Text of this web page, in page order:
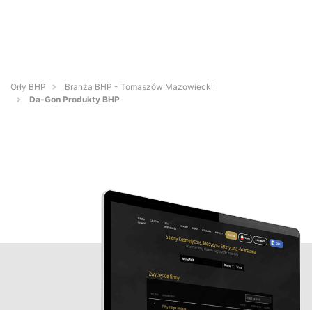
Orły BHP
Branża BHP - Tomaszów Mazowiecki
Da-Gon Produkty BHP